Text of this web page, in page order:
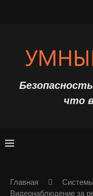
что
Главная
Видеонаблюдение за